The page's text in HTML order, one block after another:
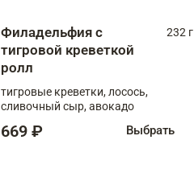
Филадельфия с
тигровой креветкой
ролл
232 г
тигровые креветки, лосось,
сливочный сыр, авокадо
669 ₽ Выбрать